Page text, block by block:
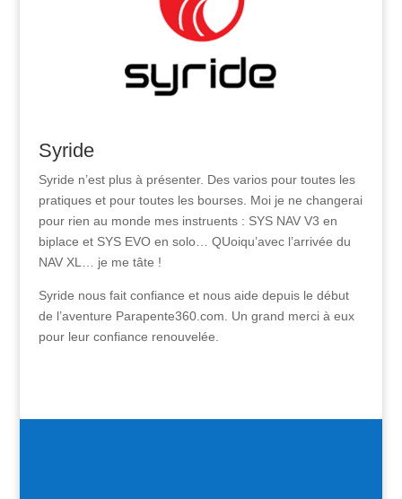
Syride
Syride n’est plus à présenter. Des varios pour toutes les
pratiques et pour toutes les bourses. Moi je ne changerai
pour rien au monde mes instruents : SYS NAV V3 en
biplace et SYS EVO en solo… QUoiqu’avec l’arrivée du
NAV XL… je me tâte !
Syride nous fait confiance et nous aide depuis le début
de l’aventure Parapente360.com. Un grand merci à eux
pour leur confiance renouvelée.